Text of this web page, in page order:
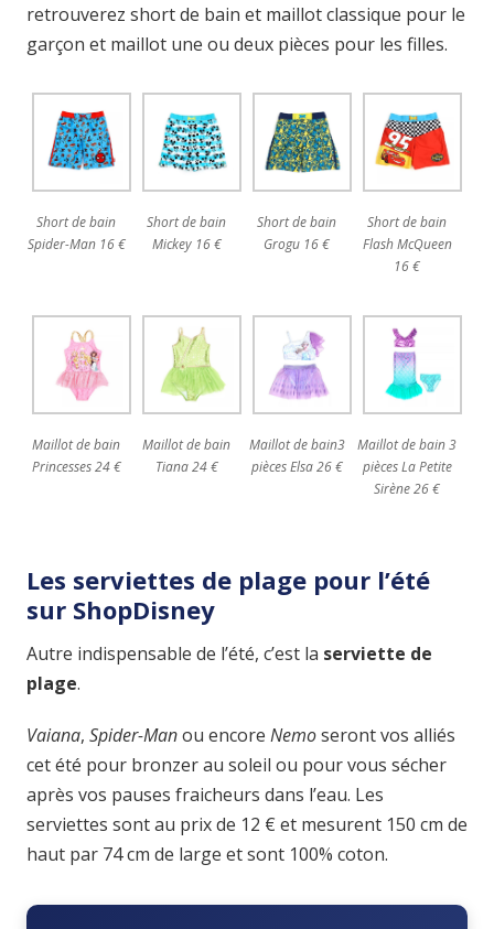
retrouverez short de bain et maillot classique pour le
garçon et maillot une ou deux pièces pour les filles.
Short de bain
Spider-Man 16 €
Short de bain
Mickey 16 €
Short de bain
Grogu 16 €
Short de bain
Flash McQueen
16 €
Maillot de bain
Princesses 24 €
Maillot de bain
Tiana 24 €
Maillot de bain3
pièces Elsa 26 €
Maillot de bain 3
pièces La Petite
Sirène 26 €
Les serviettes de plage pour l’été
sur ShopDisney
Autre indispensable de l’été, c’est la serviette de
plage.
Vaiana, Spider-Manou encore Nemoseront vos alliés
cet été pour bronzer au soleil ou pour vous sécher
après vos pauses fraicheurs dans l’eau. Les
serviettes sont au prix de 12 € et mesurent 150 cm de
haut par 74 cm de large et sont 100% coton.